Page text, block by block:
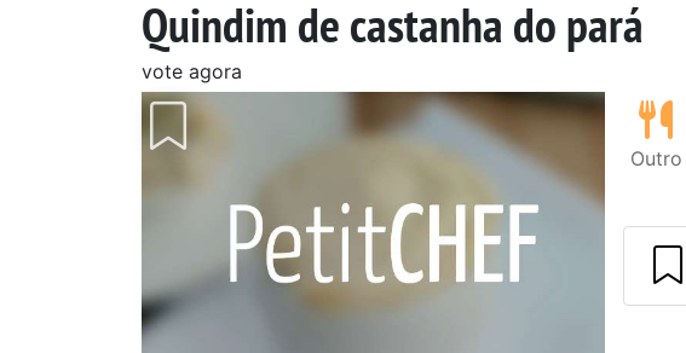
Quindim de castanha do pará
vote agora
Outro